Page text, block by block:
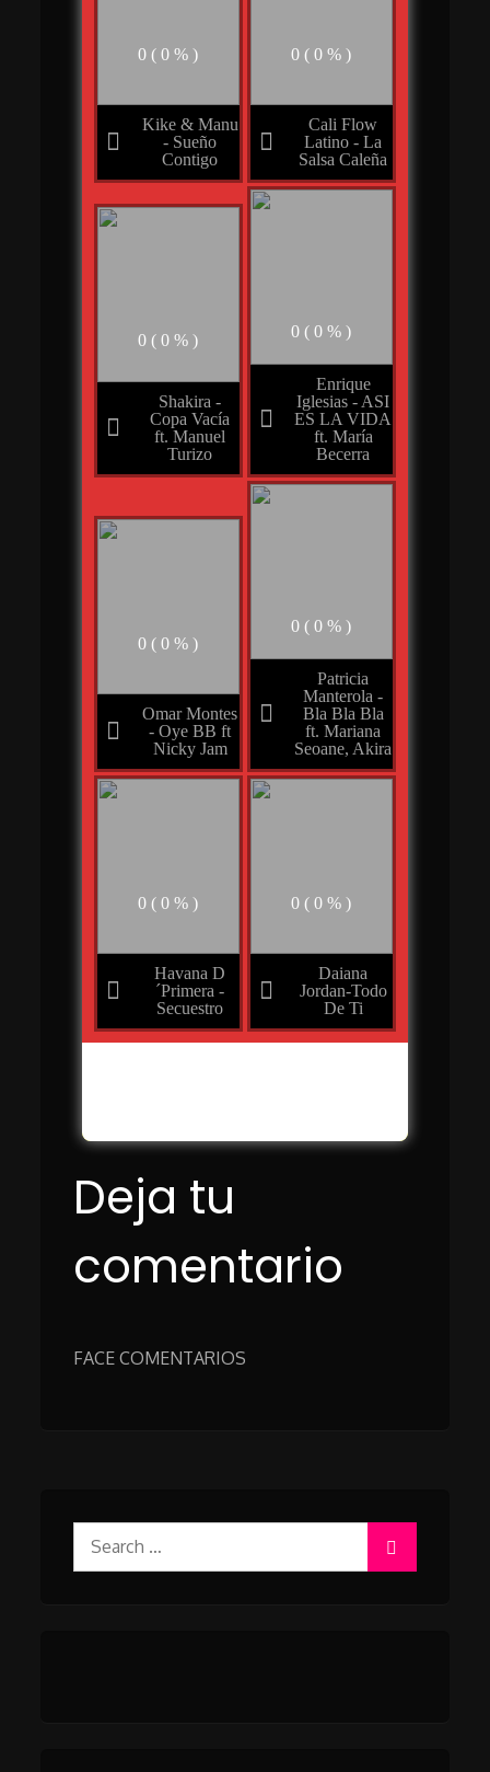
Kike & Manu
- Sueño
Contigo
0 ( 0 % )
Cali Flow
Latino - La
Salsa Caleña
0 ( 0 % )
Shakira -
Copa Vacía
ft. Manuel
Turizo
0 ( 0 % )
Enrique
Iglesias - ASI
ES LA VIDA
ft. María
Becerra
0 ( 0 % )
Omar Montes
- Oye BB ft
Nicky Jam
0 ( 0 % )
Patricia
Manterola -
Bla Bla Bla
ft. Mariana
Seoane, Akira
0 ( 0 % )
Havana D
´Primera -
Secuestro
0 ( 0 % )
Daiana
Jordan-Todo
De Ti
0 ( 0 % )
Deja tu
comentario
FACE COMENTARIOS
for: